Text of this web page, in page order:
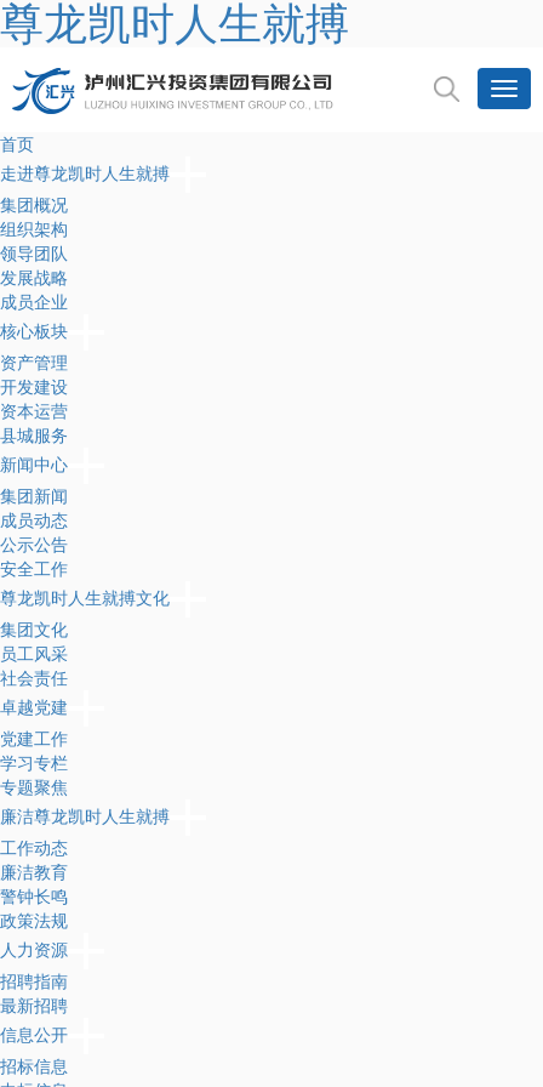
尊龙凯时人生就搏
首页
走进尊龙凯时人生就搏
集团概况
组织架构
领导团队
发展战略
成员企业
核心板块
资产管理
开发建设
资本运营
县城服务
新闻中心
集团新闻
成员动态
公示公告
安全工作
尊龙凯时人生就搏文化
集团文化
员工风采
社会责任
卓越党建
党建工作
学习专栏
专题聚焦
廉洁尊龙凯时人生就搏
工作动态
廉洁教育
警钟长鸣
政策法规
人力资源
招聘指南
最新招聘
信息公开
招标信息